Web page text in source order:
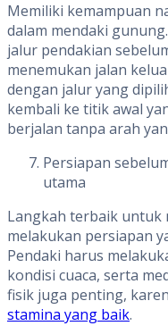
Memiliki kemampuan
dalam mendaki
jalur pendakian
menemukan jalan
dengan jalur yang
kembali ke titik awal
berjalan tanpa arah
Persiapan
utama
Langkah terbaik untuk
melakukan persiapan
Pendaki harus
kondisi cuaca, serta
fisik juga penting,
stamina yang baik.